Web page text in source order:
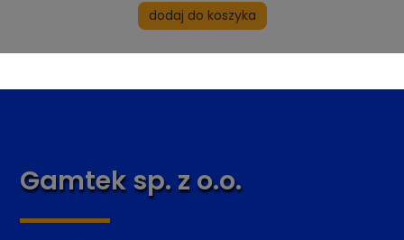
dodaj do koszyka
Gamtek sp. z o.o.